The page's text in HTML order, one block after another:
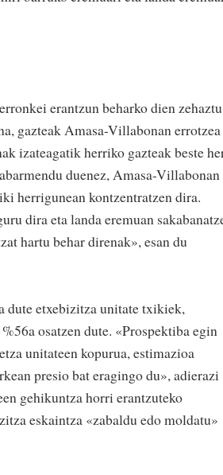
erantzun beharko dien zehaztu
gazteak Amasa-Villabonan errotzea
izateagatik herriko gazteak beste
duenez, Amasa-Villabonan
herrigunean kontzentratzen dira.
dira eta landa eremuan
hartu behar direnak», esan du
dute etxebizitza unitate txikiek,
osatzen dute. «Prospektiba egin
unitateen kopurua, estimazioa
presio bat eragingo du», adierazi
gehikuntza horri erantzuteko
eskaintza «zabaldu edo moldatu»